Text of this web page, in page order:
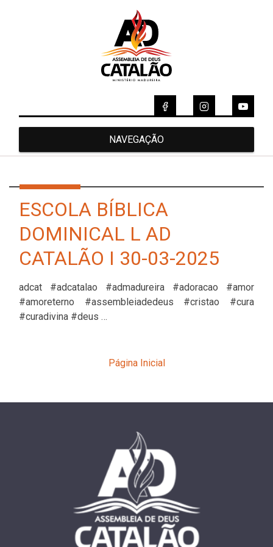
NAVEGAÇÃO
ESCOLA BÍBLICA
DOMINICAL L AD
CATALÃO I 30-03-2025
adcat #adcatalao #admadureira #adoracao #amor
#amoreterno #assembleiadedeus #cristao #cura
#curadivina #deus …
Página Inicial